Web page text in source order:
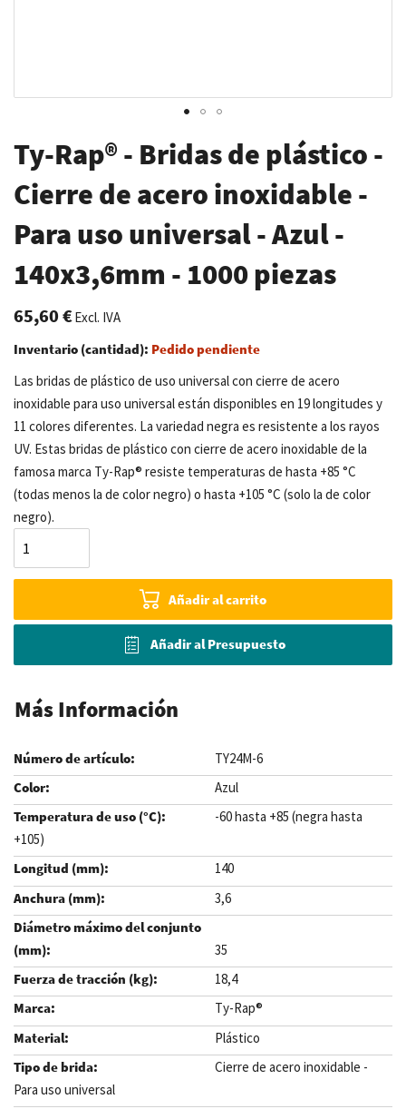
comienzo
de
la
galería
de
Ty-Rap® - Bridas de plástico -
Cierre de acero inoxidable -
Para uso universal - Azul -
140x3,6mm - 1000 piezas
65,60 €Excl. IVA
Inventario (cantidad): Pedido pendiente
Las bridas de plástico de uso universal con cierre de acero
inoxidable para uso universal están disponibles en 19 longitudes y
11 colores diferentes. La variedad negra es resistente a los rayos
UV. Estas bridas de plástico con cierre de acero inoxidable de la
famosa marca Ty-Rap® resiste temperaturas de hasta +85 °C
(todas menos la de color negro) o hasta +105 °C (solo la de color
negro).
Añadir al carrito
Añadir al Presupuesto
Más Información
TY24M-6
Azul
-60 hasta +85 (negra hasta
+105)
140
3,6
35
18,4
Ty-Rap®
Plástico
Cierre de acero inoxidable -
Para uso universal